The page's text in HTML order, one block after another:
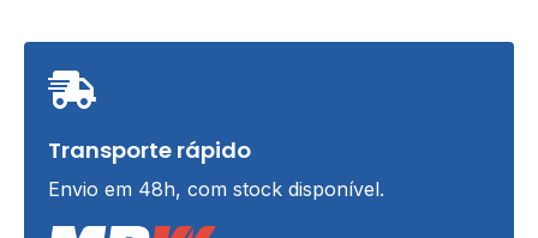
Transporte rápido
Envio em 48h, com stock disponível.